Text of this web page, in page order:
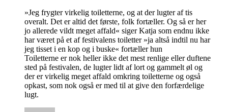
»Jeg frygter virkelig toiletterne, og at der lugter af tis
overalt. Det er altid det første, folk fortæller. Og så er her
jo allerede vildt meget affald« siger Katja som endnu ikke
har været på et af festivalens toiletter »ja altså indtil nu har
jeg tisset i en kop og i buske« fortæller hun
Toiletterne er nok heller ikke det mest renlige eller duftene
sted på festivalen, de lugter lidt af lort og gammelt øl og
der er virkelig meget affald omkring toiletterne og også
opkast, som nok også er med til at give den forfærdelige
lugt.